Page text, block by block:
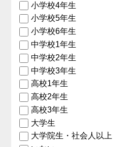
小学校4年生
小学校5年生
小学校6年生
中学校1年生
中学校2年生
中学校3年生
高校1年生
高校2年生
高校3年生
大学生
大学院生・社会人以上